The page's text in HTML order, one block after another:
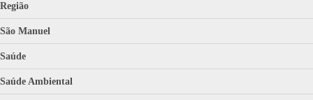
Região
São Manuel
Saúde
Saúde Ambiental